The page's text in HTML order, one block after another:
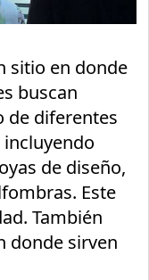
sitio en donde
buscan
de diferentes
de diseño,
Este
También
donde sirven